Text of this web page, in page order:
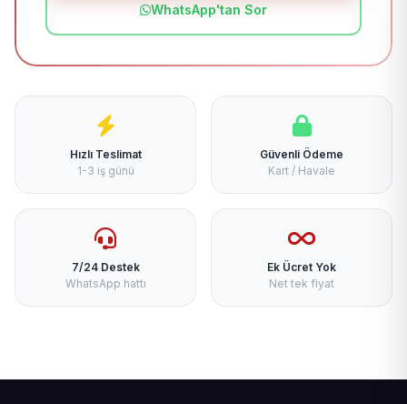
WhatsApp'tan Sor
Hızlı Teslimat
1-3 iş günü
Güvenli Ödeme
Kart / Havale
7/24 Destek
WhatsApp hattı
Ek Ücret Yok
Net tek fiyat